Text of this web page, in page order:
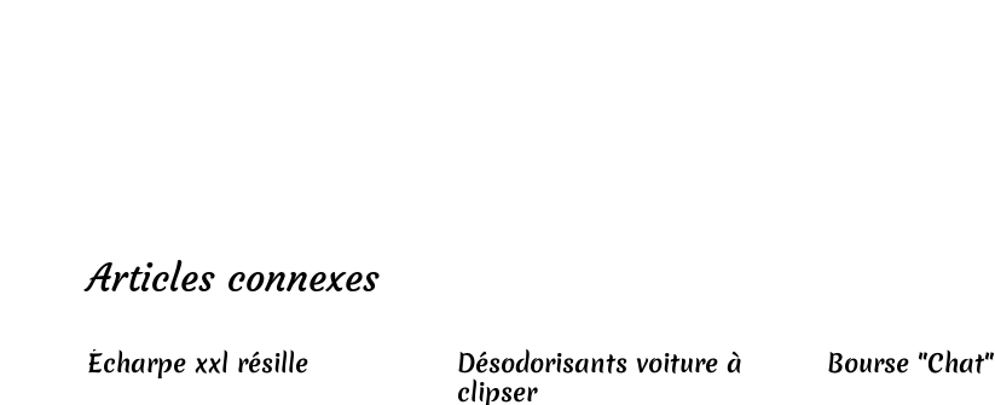
Articles connexes
Écharpe xxl résille
Désodorisants voiture à
clipser
Bourse "Chat"